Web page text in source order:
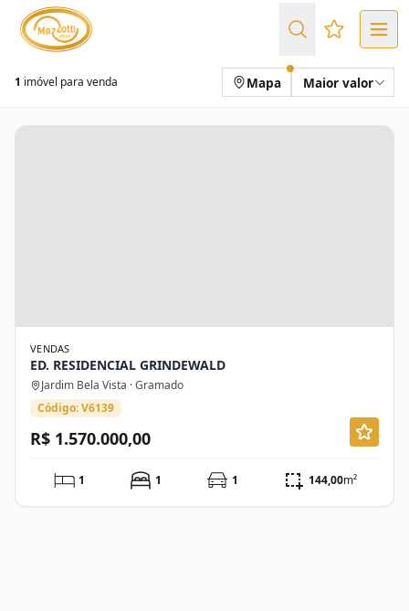
Favoritos
1 imóvel para venda Mapa Maior valor
VENDAS
ED. RESIDENCIAL GRINDEWALD
Jardim Bela Vista · Gramado
Código: V6139
R$ 1.570.000,00
1 1 1 144,00m²